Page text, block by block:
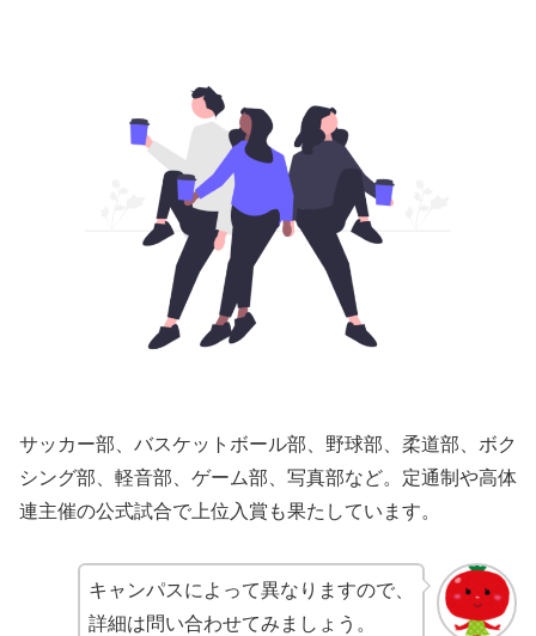
サッカー部、バスケットボール部、野球部、柔道部、ボク
シング部、軽音部、ゲーム部、写真部など。定通制や高体
連主催の公式試合で上位入賞も果たしています。
キャンパスによって異なりますので、
詳細は問い合わせてみましょう。